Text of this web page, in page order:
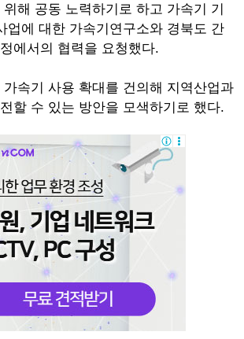
해 공동 노력하기로 하고 가속기 기
업에 대한 가속기연구소와 경북도 간
에서의 협력을 요청했다.
속기 사용 확대를 건의해 지역산업과
할 수 있는 방안을 모색하기로 했다.